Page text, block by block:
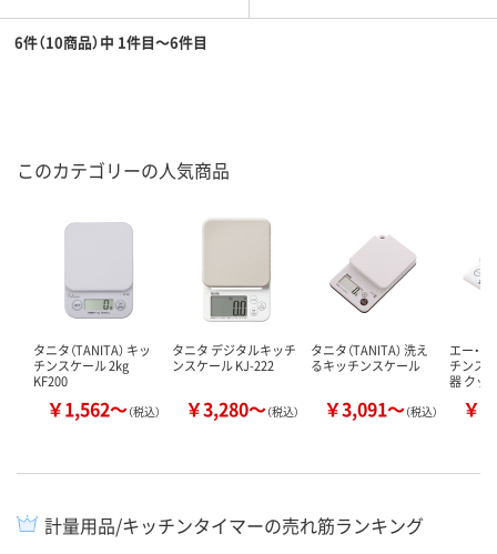
6件（10商品）中 1件目～6件目
このカテゴリーの人気商品
タニタ（TANITA） キッ
チンスケール 2kg
KF200
￥1,562～（税込）
タニタ デジタルキッチ
ンスケール KJ-222
￥3,280～（税込）
タニタ（TANITA） 洗え
るキッチンスケール
￥3,091～（税込）
エー・
チンス
器 クッ
￥
計量用品/キッチンタイマーの売れ筋ランキング